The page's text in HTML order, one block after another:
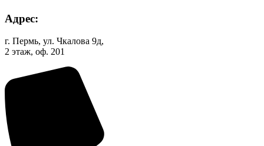
Адрес:
г. Пермь, ул. Чкалова 9д,
2 этаж, оф. 201